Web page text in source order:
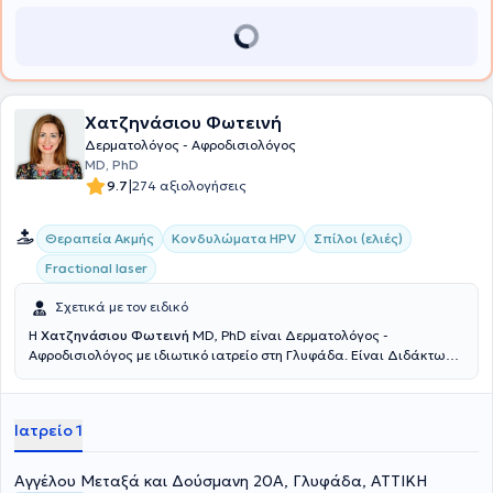
Δερματολογικής Εταιρείας και της Εuropean Academy of
Χατζηνάσιου Φωτεινή
Δερματολόγος - Αφροδισιολόγος
MD, PhD
9.7|274 αξιολογήσεις
Θεραπεία Ακμής Κονδυλώματα HPV
Σπίλοι (ελιές)
Fractional laser
Σχετικά με τον ειδικό
Η Χατζηνάσιου Φωτεινή MD, PhD είναι Δερματολόγος -
Αφροδισιολόγος με ιδιωτικό ιατρείο στη Γλυφάδα. Είναι Διδάκτωρ
και πτυχιούχος της Ιατρικής Σχολής του ίδιου ιδρύματος. Επιπλέον,
Καποδιστριακό Πανεπιστήμιο Αθηνών και ειδικεύθηκε στην
Πανεπιστημιακή Δερματολογική, Αφροδισιολογική και
Αλλεργιολογική Κλινική Charité του Βερολίνου, καθώς και στη B’
Ιατρείο 1
Αγγέλου Μεταξά και Δούσμανη 20Α, Γλυφάδα, ΑΤΤΙΚΗ